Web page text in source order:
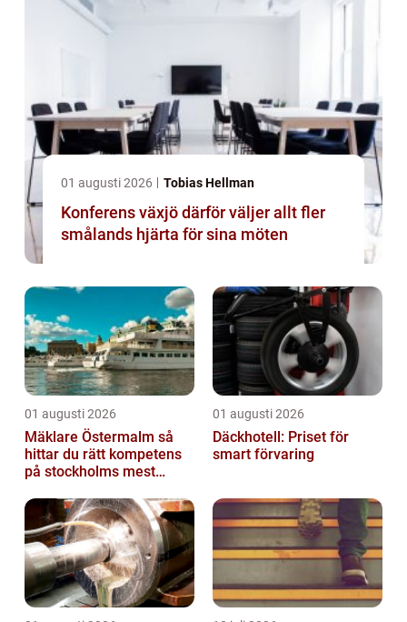
01 augusti 2026 Tobias Hellman
Konferens växjö därför väljer allt fler
smålands hjärta för sina möten
01 augusti 2026
Mäklare Östermalm så
hittar du rätt kompetens
på stockholms mest
01 augusti 2026
Däckhotell: Priset för
smart förvaring